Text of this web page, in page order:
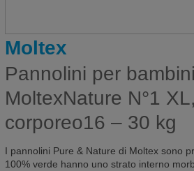
Moltex
Pannolini per
MoltexNature N°1
corporeo16 – 30 kg
I pannolini Pure & Nature di Moltex sono
100% verde hanno uno strato interno